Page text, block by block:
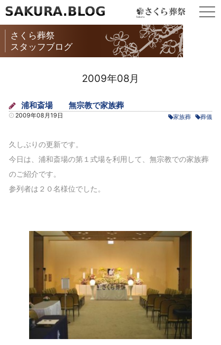
さくら葬祭
スタッフブログ
2009年08月
浦和斎場 無宗教で家族葬
2009年08月19日 家族葬 葬儀
久しぶりの更新です。
今日は、浦和斎場の第１式場を利用して、無宗教での家族葬
のご紹介です。
参列者は２０名様位でした。